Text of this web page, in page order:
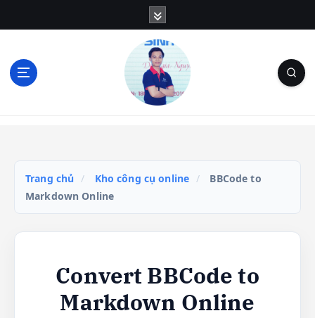
Trang chủ / Kho công cụ online /
BBCode to
Markdown Online
Convert BBCode to
Markdown Online